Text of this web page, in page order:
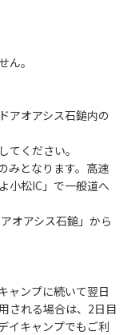
ん。
アオアシス石鎚内の
てください。
みとなります。高速
小松IC」で一般道へ
オアシス石鎚」から
ャンプに続いて翌日
される場合は、2日目
イキャンプでもご利